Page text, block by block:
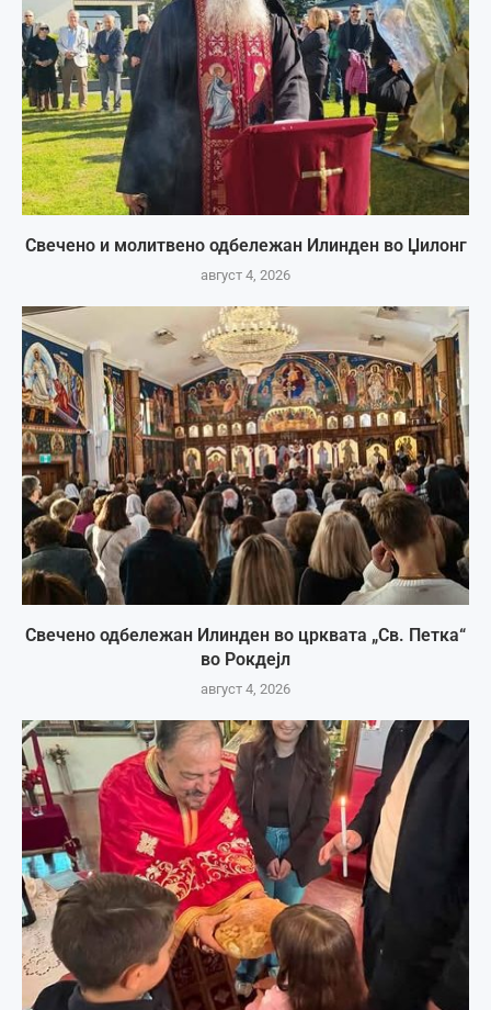
Свечено и молитвено одбележан Илинден во Џилонг
август 4, 2026
Свечено одбележан Илинден во црквата „Св. Петка“
во Рокдејл
август 4, 2026